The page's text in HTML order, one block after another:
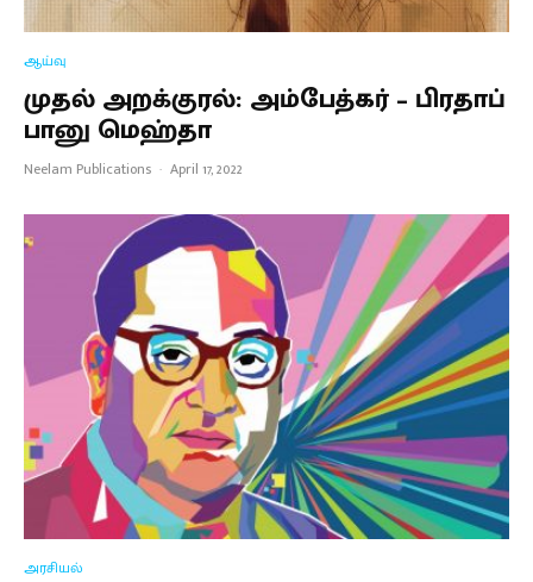
ஆய்வு
முதல் அறக்குரல்: அம்பேத்கர் – பிரதாப்
பானு மெஹ்தா
Neelam Publications · April 17, 2022
அரசியல்